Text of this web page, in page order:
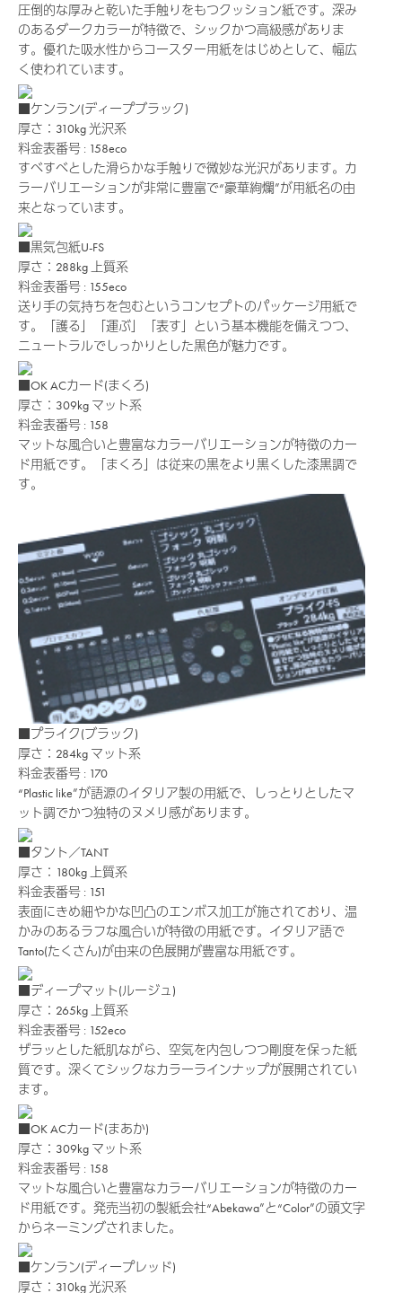
圧倒的な厚みと乾いた手触りをもつクッション紙です。深み
のあるダークカラーが特徴で、シックかつ高級感がありま
す。優れた吸水性からコースター用紙をはじめとして、幅広
く使われています。
■ケンラン(ディープブラック)
厚さ：310kg光沢系
料金表番号 : 158eco
すべすべとした滑らかな手触りで微妙な光沢があります。カ
ラーバリエーションが非常に豊富で“豪華絢爛”が用紙名の由
来となっています。
■黒気包紙U-FS
厚さ：288kg 上質系
料金表番号 : 155eco
送り手の気持ちを包むというコンセプトのパッケージ用紙で
す。「護る」「運ぶ」「表す」という基本機能を備えつつ、
ニュートラルでしっかりとした黒色が魅力です。
■OK ACカード(まくろ)
厚さ：309kg マット系
料金表番号 : 158
マットな風合いと豊富なカラーバリエーションが特徴のカー
ド用紙です。「まくろ」は従来の黒をより黒くした漆黒調で
す。
■プライク(ブラック)
厚さ：284kg マット系
料金表番号 : 170
“Plastic like”が語源のイタリア製の用紙で、しっとりとしたマ
ット調でかつ独特のヌメリ感があります。
■タント／TANT
厚さ：180kg 上質系
料金表番号 : 151
表面にきめ細やかな凹凸のエンボス加工が施されており、温
かみのあるラフな風合いが特徴の用紙です。イタリア語で
Tanto(たくさん)が由来の色展開が豊富な用紙です。
■ディープマット(ルージュ)
厚さ：265kg 上質系
料金表番号 : 152eco
ザラッとした紙肌ながら、空気を内包しつつ剛度を保った紙
質です。深くてシックなカラーラインナップが展開されてい
ます。
■OK ACカード(まあか)
厚さ：309kg マット系
料金表番号 : 158
マットな風合いと豊富なカラーバリエーションが特徴のカー
ド用紙です。発売当初の製紙会社“Abekawa”と“Color”の頭文字
からネーミングされました。
■ケンラン(ディープレッド)
厚さ：310kg光沢系